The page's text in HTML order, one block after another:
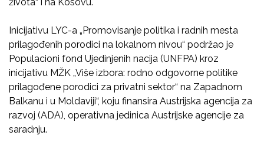
Inicijativu LYC-a „Promovisanje politika i radnih mesta
prilagođenih porodici na lokalnom nivou“ podržao je
Populacioni fond Ujedinjenih nacija (UNFPA) kroz
inicijativu MŽK „Više izbora: rodno odgovorne politike
prilagođene porodici za privatni sektor“ na Zapadnom
Balkanu i u Moldaviji“, koju finansira Austrijska agencija za
razvoj (ADA), operativna jedinica Austrijske agencije za
saradnju.